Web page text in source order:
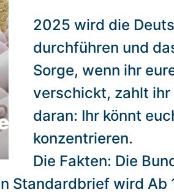
2025 wird die
durchführen und
Sorge, wenn ihr
verschickt, zahlt
daran: Ihr könnt
konzentrieren.
Die Fakten: Die
Standardbrief wird Ab